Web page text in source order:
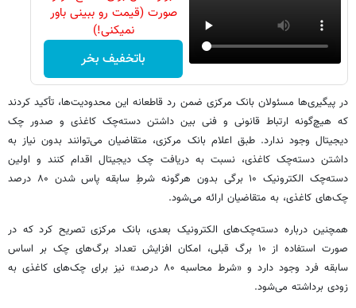
صورت (قیمت رو ببینی باور
نمیکنی!)
باتخفیف بخر
در پیگیری‌ها مسئولان بانک مرکزی ضمن رد قاطعانه این محدودیت‌ها، تأکید کردند
که هیچ‌گونه ارتباط قانونی و فنی بین داشتن دسته‌چک کاغذی و صدور چک
دیجیتال وجود ندارد. طبق اعلام بانک مرکزی، متقاضیان می‌توانند بدون نیاز به
داشتن دسته‌چک کاغذی، نسبت به دریافت چک دیجیتال اقدام کنند و اولین
دسته‌چک الکترونیک ۱۰ برگی بدون هرگونه شرطِ سابقه پاس شدن ۸۰ درصد
چک‌های کاغذی، به متقاضیان ارائه می‌شود.
همچنین درباره دسته‌چک‌های الکترونیک بعدی، بانک مرکزی تصریح کرد که در
صورت استفاده از ۱۰ برگ قبلی، امکان افزایش تعداد برگ‌های چک بر اساس
سابقه فرد وجود دارد و «شرط محاسبه ۸۰ درصد» نیز برای چک‌های کاغذی به
زودی برداشته می‌شود.